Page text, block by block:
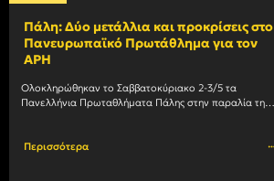
Πάλη: Δύο μετάλλια και προκρίσεις στο
Πανευρωπαϊκό Πρωτάθλημα για τον
ΑΡΗ
Ολοκληρώθηκαν το Σαββατοκύριακο 2-3/5 τα
Πανελλήνια Πρωταθλήματα Πάλης στην παραλία της
(27/5
Περισσότερα